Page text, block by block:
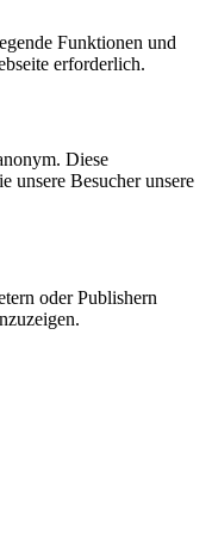
Funktionen und
erforderlich.
Diese
unsere Besucher unsere
oder Publishern